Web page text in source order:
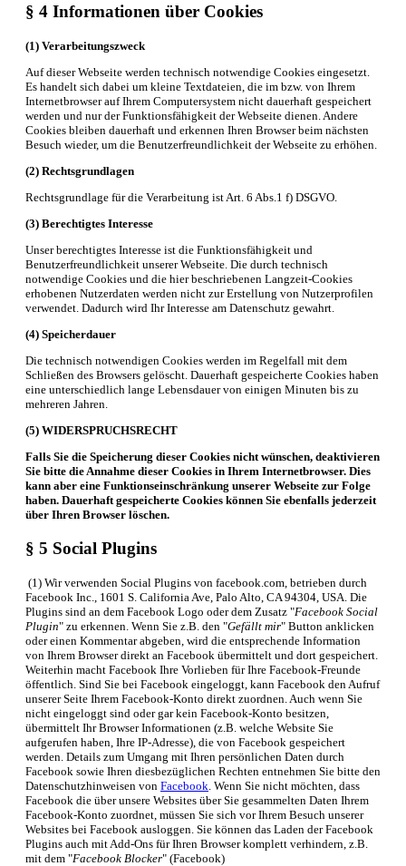
§ 4 Informationen über Cookies
(1) Verarbeitungszweck
Auf dieser Webseite werden technisch notwendige Cookies eingesetzt.
Es handelt sich dabei um kleine Textdateien, die im bzw. von Ihrem
Internetbrowser auf Ihrem Computersystem nicht dauerhaft gespeichert
werden und nur der Funktionsfähigkeit der Webseite dienen. Andere
Cookies bleiben dauerhaft und erkennen Ihren Browser beim nächsten
Besuch wieder, um die Benutzerfreundlichkeit der Webseite zu erhöhen.
(2) Rechtsgrundlagen
Rechtsgrundlage für die Verarbeitung ist Art. 6 Abs.1 f) DSGVO.
(3) Berechtigtes Interesse
Unser berechtigtes Interesse ist die Funktionsfähigkeit und
Benutzerfreundlichkeit unserer Webseite. Die durch technisch
notwendige Cookies und die hier beschriebenen Langzeit-Cookies
erhobenen Nutzerdaten werden nicht zur Erstellung von Nutzerprofilen
verwendet. Dadurch wird Ihr Interesse am Datenschutz gewahrt.
(4) Speicherdauer
Die technisch notwendigen Cookies werden im Regelfall mit dem
Schließen des Browsers gelöscht. Dauerhaft gespeicherte Cookies haben
eine unterschiedlich lange Lebensdauer von einigen Minuten bis zu
mehreren Jahren.
(5) WIDERSPRUCHSRECHT
Falls Sie die Speicherung dieser Cookies nicht wünschen, deaktivieren
Sie bitte die Annahme dieser Cookies in Ihrem Internetbrowser. Dies
kann aber eine Funktionseinschränkung unserer Webseite zur Folge
haben. Dauerhaft gespeicherte Cookies können Sie ebenfalls jederzeit
über Ihren Browser löschen.
§ 5 Social Plugins
(1) Wir verwenden Social Plugins von facebook.com, betrieben durch
Facebook Inc., 1601 S. California Ave, Palo Alto, CA 94304, USA. Die
Plugins sind an dem Facebook Logo oder dem Zusatz "Facebook Social
Plugin" zu erkennen. Wenn Sie z.B. den "Gefällt mir" Button anklicken
oder einen Kommentar abgeben, wird die entsprechende Information
von Ihrem Browser direkt an Facebook übermittelt und dort gespeichert.
Weiterhin macht Facebook Ihre Vorlieben für Ihre Facebook-Freunde
öffentlich. Sind Sie bei Facebook eingeloggt, kann Facebook den Aufruf
unserer Seite Ihrem Facebook-Konto direkt zuordnen. Auch wenn Sie
nicht eingeloggt sind oder gar kein Facebook-Konto besitzen,
übermittelt Ihr Browser Informationen (z.B. welche Website Sie
aufgerufen haben, Ihre IP-Adresse), die von Facebook gespeichert
werden. Details zum Umgang mit Ihren persönlichen Daten durch
Facebook sowie Ihren diesbezüglichen Rechten entnehmen Sie bitte den
Datenschutzhinweisen von Facebook. Wenn Sie nicht möchten, dass
Facebook die über unsere Websites über Sie gesammelten Daten Ihrem
Facebook-Konto zuordnet, müssen Sie sich vor Ihrem Besuch unserer
Websites bei Facebook ausloggen. Sie können das Laden der Facebook
Plugins auch mit Add-Ons für Ihren Browser komplett verhindern, z.B.
mit dem "Facebook Blocker" (Facebook)